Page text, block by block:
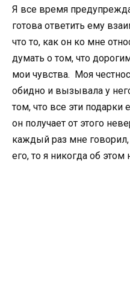
Я все время
готова ответить ему
что то, как он ко мне
думать о том, что
мои чувства. Моя
обидно и вызывала у
том, что все эти подарки
он получает от этого
каждый раз мне говорил,
его, то я никогда об